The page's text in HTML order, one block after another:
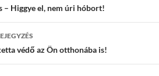
– Higgye el, nem úri hóbort!
védő az Ön otthonába is!